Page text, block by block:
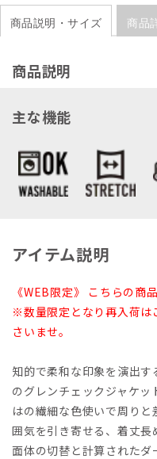
商品説明・サイズ 商品
商品説明
主な機能
アイテム説明
《WEB限定》 こちらの商
※数量限定となり再入荷は
さいませ。
知的で柔和な印象を演出
のグレンチェックジャケ
はの繊細な色使いで周り
囲気を引き寄せる、着丈
面体の切替と計算された